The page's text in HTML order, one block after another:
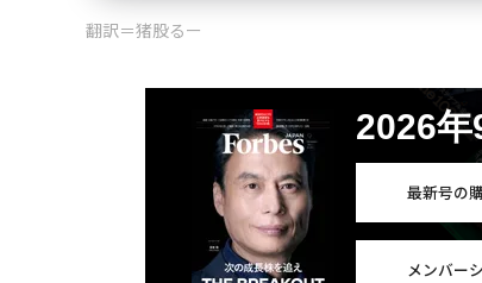
翻訳＝猪股るー
2026年
最新号の
メンバー